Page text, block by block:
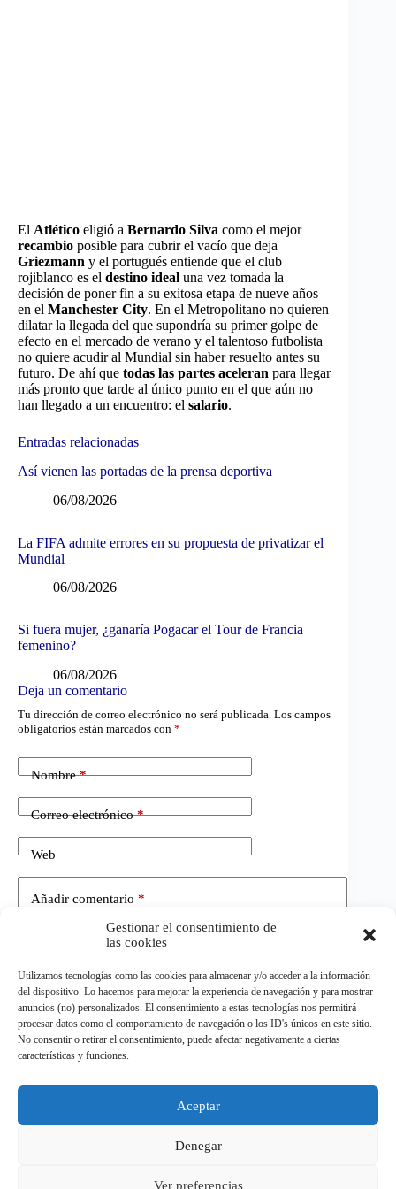
Gestionar el consentimiento de
las cookies
Utilizamos tecnologías como las cookies para almacenar y/o acceder a la información
del dispositivo. Lo hacemos para mejorar la experiencia de navegación y para mostrar
anuncios (no) personalizados. El consentimiento a estas tecnologías nos permitirá
procesar datos como el comportamiento de navegación o los ID's únicos en este sitio.
No consentir o retirar el consentimiento, puede afectar negativamente a ciertas
características y funciones.
Aceptar
Denegar
Ver preferencias
El Atlético eligió a Bernardo Silva como el mejor
recambio posible para cubrir el vacío que deja
Griezmann y el portugués entiende que el club
rojiblanco es el destino ideal una vez tomada la
decisión de poner fin a su exitosa etapa de nueve años
en el Manchester City. En el Metropolitano no quieren
dilatar la llegada del que supondría su primer golpe de
efecto en el mercado de verano y el talentoso futbolista
no quiere acudir al Mundial sin haber resuelto antes su
futuro. De ahí que todas las partes aceleran para llegar
más pronto que tarde al único punto en el que aún no
han llegado a un encuentro: el salario.
Entradas relacionadas
Así vienen las portadas de la prensa deportiva
06/08/2026
La FIFA admite errores en su propuesta de privatizar el
Mundial
06/08/2026
Si fuera mujer, ¿ganaría Pogacar el Tour de Francia
femenino?
06/08/2026
Deja un comentario
Tu dirección de correo electrónico no será publicada. Los campos
obligatorios están marcados con *
Nombre*
Correo electrónico*
Web
Añadir comentario *
Publicar el comentario
Todos los derechos reservados.